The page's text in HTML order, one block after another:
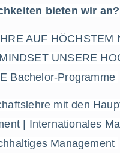
bieten wir an?
AUF HÖCHSTEM
UNSERE
Bachelor-Programme
mit den
| Internationales
Management